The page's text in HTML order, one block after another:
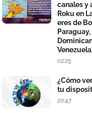
canales y
Roku en
eres de
02:25
¿Cómo
tu
20:47